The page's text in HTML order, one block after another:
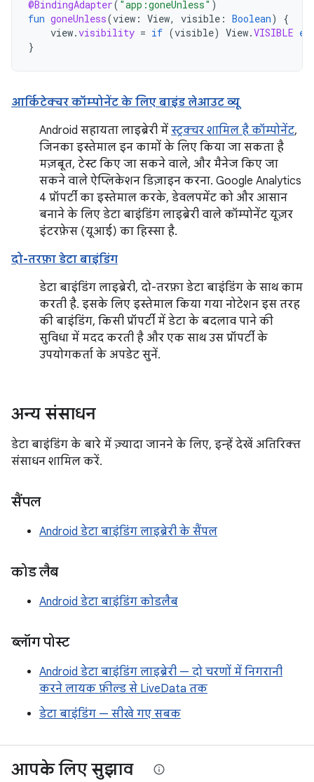
@BindingAdapter( "app:goneUnless" )
fun goneUnless(view : View, visible : Boolean)
{
view.visibility = if (visible) View.VISIBLE
}
आर्किटेक्चर कॉम्पोनेंट के लिए बाइंड लेआउट व्यू
Android सहायता लाइब्रेरी में स्ट्रक्चर शामिल है कॉम्पोनेंट,
जिनका इस्तेमाल इन कामों के लिए किया जा सकता है
मज़बूत, टेस्ट किए जा सकने वाले, और मैनेज किए जा
सकने वाले ऐप्लिकेशन डिज़ाइन करना. Google Analytics
4 प्रॉपर्टी का इस्तेमाल करके, डेवलपमेंट को और आसान
बनाने के लिए डेटा बाइंडिंग लाइब्रेरी वाले कॉम्पोनेंट यूज़र
इंटरफ़ेस (यूआई) का हिस्सा है.
दो-तरफ़ा डेटा बाइंडिंग
डेटा बाइंडिंग लाइब्रेरी, दो-तरफ़ा डेटा बाइंडिंग के साथ काम
करती है. इसके लिए इस्तेमाल किया गया नोटेशन इस तरह
की बाइंडिंग, किसी प्रॉपर्टी में डेटा के बदलाव पाने की
सुविधा में मदद करती है और एक साथ उस प्रॉपर्टी के
उपयोगकर्ता के अपडेट सुनें.
अन्य संसाधन
डेटा बाइंडिंग के बारे में ज़्यादा जानने के लिए, इन्हें देखें अतिरिक्त
संसाधन शामिल करें.
सैंपल
Android डेटा बाइंडिंग लाइब्रेरी के सैंपल
कोड लैब
Android डेटा बाइंडिंग कोडलैब
ब्लॉग पोस्ट
Android डेटा बाइंडिंग लाइब्रेरी — दो चरणों में निगरानी
करने लायक फ़ील्ड से LiveData तक
डेटा बाइंडिंग — सीखे गए सबक
आपके लिए सुझाव